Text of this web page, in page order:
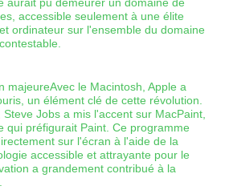
aurait pu demeurer un domaine de
accessible seulement à une élite
ordinateur sur l'ensemble du domaine
majeureAvec le Macintosh, Apple a
un élément clé de cette révolution.
Jobs a mis l'accent sur MacPaint,
qui préfigurait Paint. Ce programme
sur l'écran à l'aide de la
accessible et attrayante pour le
a grandement contribué à la